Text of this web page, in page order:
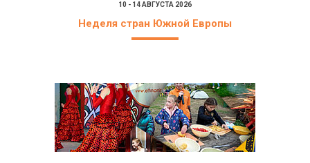
10 - 14 АВГУСТА 2026
Неделя стран Южной Европы